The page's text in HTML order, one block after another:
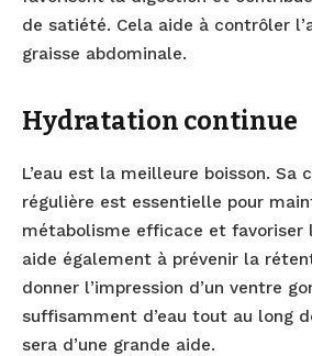
de satiété. Cela aide à contrôler
graisse abdominale.
Hydratation continue
L’eau est la meilleure boisson. Sa
régulière est essentielle pour
métabolisme efficace et favoriser
aide également à prévenir la
donner l’impression d’un ventre
suffisamment d’eau tout au long
sera d’une grande aide.